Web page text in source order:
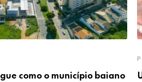
como o município baiano